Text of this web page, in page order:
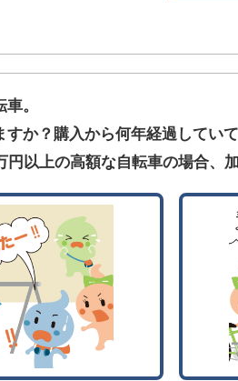
。
か？購入から何年経過してい
以上の高額な自転車の場合、